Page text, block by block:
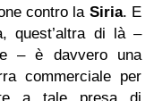
contro la Siria. E
quest’altra di là –
– è davvero una
commerciale per